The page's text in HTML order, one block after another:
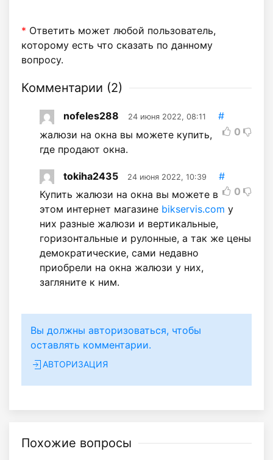
* Ответить может любой пользователь,
которому есть что сказать по данному
вопросу.
Комментарии (2)
nofeles288 24 июня 2022, 08:11
#
0
жалюзи на окна вы можете купить,
где продают окна.
tokiha2435 24 июня 2022, 10:39
#
0
Купить жалюзи на окна вы можете в
этом интернет магазине bikservis.com у
них разные жалюзи и вертикальные,
горизонтальные и рулонные, а так же цены
демократические, сами недавно
приобрели на окна жалюзи у них,
загляните к ним.
Вы должны авторизоваться, чтобы
оставлять комментарии.
АВТОРИЗАЦИЯ
Похожие вопросы